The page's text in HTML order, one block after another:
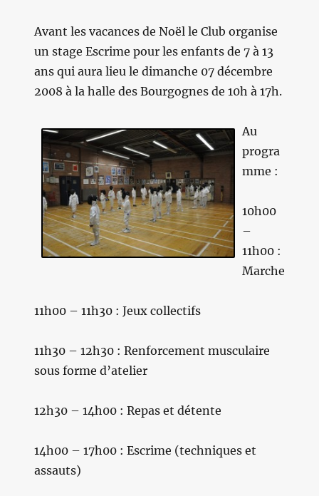
Avant les vacances de Noël le Club organise
un stage Escrime pour les enfants de 7 à 13
ans qui aura lieu le dimanche 07 décembre
2008 à la halle des Bourgognes de 10h à 17h.
Au
progra
mme :
10h00
–
11h00 :
Marche
11h00 – 11h30 : Jeux collectifs
11h30 – 12h30 : Renforcement musculaire
sous forme d’atelier
12h30 – 14h00 : Repas et détente
14h00 – 17h00 : Escrime (techniques et
assauts)